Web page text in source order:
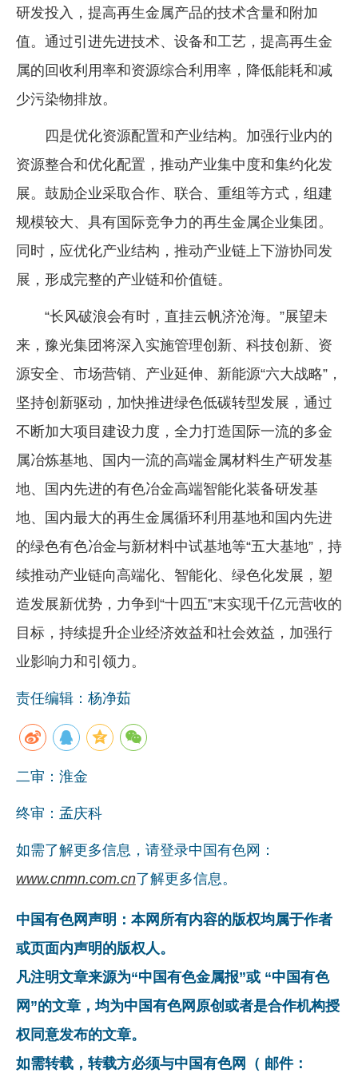
研发投入，提高再生金属产品的技术含量和附加
值。通过引进先进技术、设备和工艺，提高再生金
属的回收利用率和资源综合利用率，降低能耗和减
少污染物排放。
四是优化资源配置和产业结构。加强行业内的
资源整合和优化配置，推动产业集中度和集约化发
展。鼓励企业采取合作、联合、重组等方式，组建
规模较大、具有国际竞争力的再生金属企业集团。
同时，应优化产业结构，推动产业链上下游协同发
展，形成完整的产业链和价值链。
“长风破浪会有时，直挂云帆济沧海。”展望未
来，豫光集团将深入实施管理创新、科技创新、资
源安全、市场营销、产业延伸、新能源“六大战略”，
坚持创新驱动，加快推进绿色低碳转型发展，通过
不断加大项目建设力度，全力打造国际一流的多金
属冶炼基地、国内一流的高端金属材料生产研发基
地、国内先进的有色冶金高端智能化装备研发基
地、国内最大的再生金属循环利用基地和国内先进
的绿色有色冶金与新材料中试基地等“五大基地”，持
续推动产业链向高端化、智能化、绿色化发展，塑
造发展新优势，力争到“十四五”末实现千亿元营收的
目标，持续提升企业经济效益和社会效益，加强行
业影响力和引领力。
责任编辑：杨净茹
二审：淮金
终审：孟庆科
如需了解更多信息，请登录中国有色网：
www.cnmn.com.cn了解更多信息。
中国有色网声明：本网所有内容的版权均属于作者
或页面内声明的版权人。
凡注明文章来源为“中国有色金属报”或 “中国有色
网”的文章，均为中国有色网原创或者是合作机构授
权同意发布的文章。
如需转载，转载方必须与中国有色网（ 邮件：